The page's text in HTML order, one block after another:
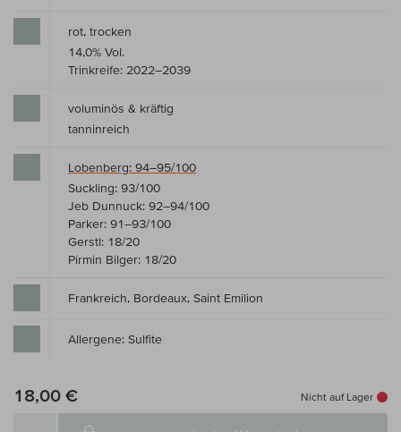
rot, trocken
14,0% Vol.
Trinkreife: 2022–2039
voluminös & kräftig
tanninreich
Lobenberg: 94–95/100
Suckling: 93/100
Jeb Dunnuck: 92–94/100
Parker: 91–93/100
Gerstl: 18/20
Pirmin Bilger: 18/20
Frankreich, Bordeaux, Saint Emilion
Allergene: Sulfite
18,00 € Nicht auf Lager